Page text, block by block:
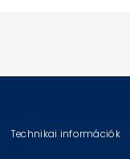
Technikai információk